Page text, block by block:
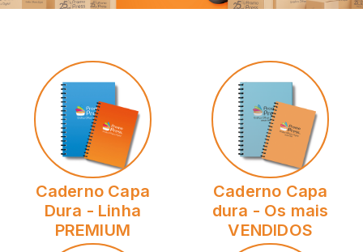
Caderno Capa
Dura - Linha
PREMIUM
Caderno Capa
dura - Os mais
VENDIDOS